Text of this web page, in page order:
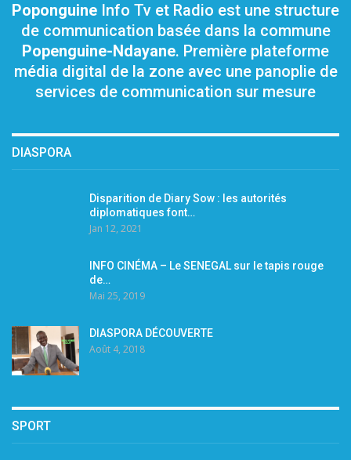
Poponguine Info Tv et Radio est une structure
de communication basée dans la commune
Popenguine-Ndayane. Première plateforme
média digital de la zone avec une panoplie de
services de communication sur mesure
DIASPORA
Disparition de Diary Sow : les autorités
diplomatiques font…
Jan 12, 2021
INFO CINÉMA – Le SENEGAL sur le tapis rouge
de…
Mai 25, 2019
DIASPORA DÉCOUVERTE
Août 4, 2018
SPORT